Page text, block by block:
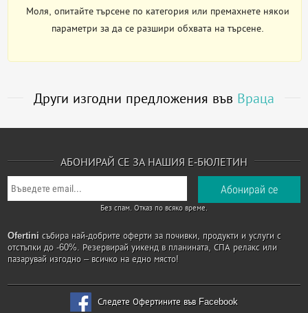
Моля, опитайте търсене по категория или премахнете някои
параметри за да се разшири обхвата на търсене.
Други изгодни предложения във Враца
АБОНИРАЙ СЕ ЗА НАШИЯ Е-БЮЛЕТИН
Без спам. Отказ по всяко време.
Ofertini събира най-добрите оферти за почивки, продукти и услуги с
отстъпки до -60%. Резервирай уикенд в планината, СПА релакс или
пазарувай изгодно – всичко на едно място!
Следете Офертините във Facebook